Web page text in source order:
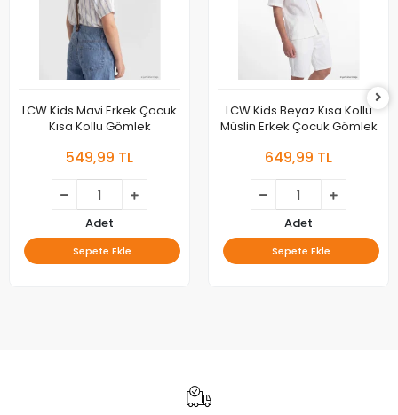
LCW Kids Mavi Erkek Çocuk
Kısa Kollu Gömlek
549,99 TL
Adet
Sepete Ekle
LCW Kids Beyaz Kısa Kollu
Müslin Erkek Çocuk Gömlek
649,99 TL
Adet
Sepete Ekle